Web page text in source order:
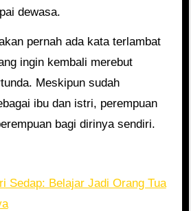
dewasa.
pernah ada kata terlambat
ingin kembali merebut
Meskipun sudah
ibu dan istri, perempuan
bagi dirinya sendiri.
Sedap: Belajar Jadi Orang Tua